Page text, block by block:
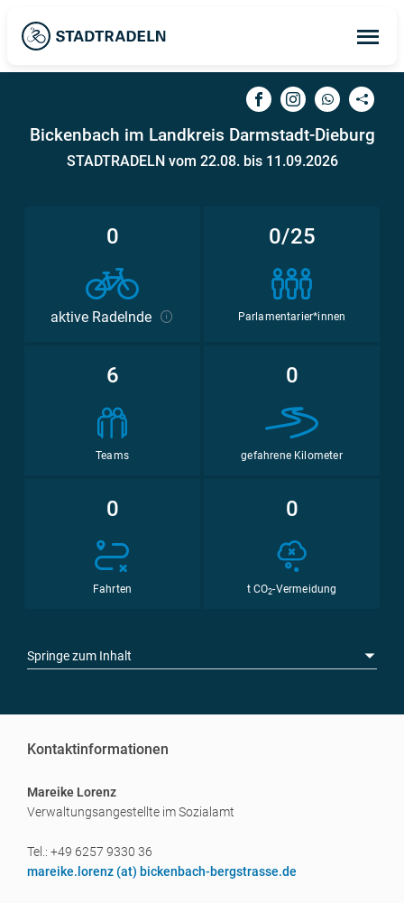
Bickenbach im Landkreis Darmstadt-Dieburg
STADTRADELN vom 22.08. bis 11.09.2026
0
aktive Radelnde
0/25
Parlamentarier*innen
6
Teams
0
gefahrene Kilometer
0
Fahrten
0
t CO2-Vermeidung
Springe zum Inhalt
Kontaktinformationen
Mareike Lorenz
Verwaltungsangestellte im Sozialamt
Tel.: +49 6257 9330 36
mareike.lorenz (at) bickenbach-bergstrasse.de